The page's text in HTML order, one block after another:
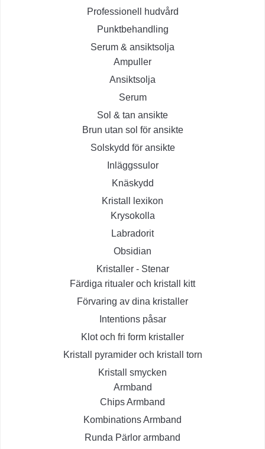
Professionell hudvård
Punktbehandling
Serum & ansiktsolja
Ampuller
Ansiktsolja
Serum
Sol & tan ansikte
Brun utan sol för ansikte
Solskydd för ansikte
Inläggssulor
Knäskydd
Kristall lexikon
Krysokolla
Labradorit
Obsidian
Kristaller - Stenar
Färdiga ritualer och kristall kitt
Förvaring av dina kristaller
Intentions påsar
Klot och fri form kristaller
Kristall pyramider och kristall torn
Kristall smycken
Armband
Chips Armband
Kombinations Armband
Runda Pärlor armband